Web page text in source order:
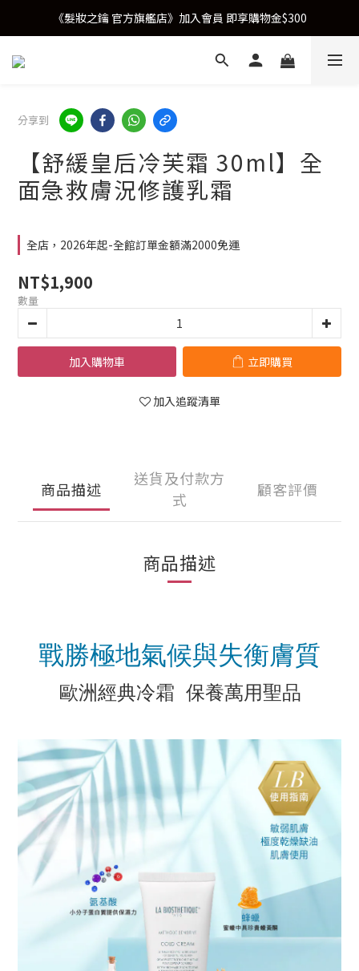
《髮妝之鑰 官方旗艦店》加入會員 即享購物金$300
分享到
【舒緩皇后冷芙霜 30ml】全
面急救膚況修護乳霜
全店，2026年起-全館訂單金額滿2000免運
NT$1,900
數量
加入購物車 立即購買
加入追蹤清單
商品描述
送貨及付款方
式
顧客評價
商品描述
戰勝極地氣候與失衡膚質
歐洲經典冷霜 保養萬用聖品